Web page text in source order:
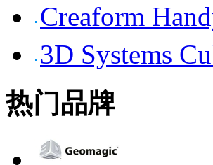
Creaform
3D Systems
热门品牌